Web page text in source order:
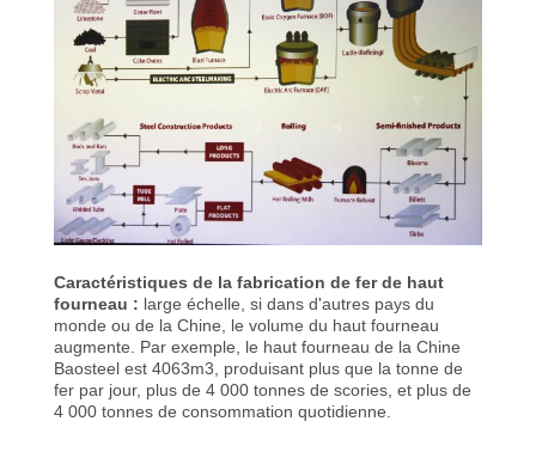
Caractéristiques de la fabrication de fer de haut
fourneau : large échelle, si dans d'autres pays du
monde ou de la Chine, le volume du haut fourneau
augmente. Par exemple, le haut fourneau de la Chine
Baosteel est 4063m3, produisant plus que la tonne de
fer par jour, plus de 4 000 tonnes de scories, et plus de
4 000 tonnes de consommation quotidienne.